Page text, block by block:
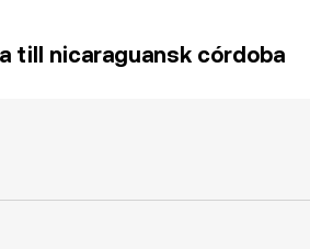
till nicaraguansk córdoba